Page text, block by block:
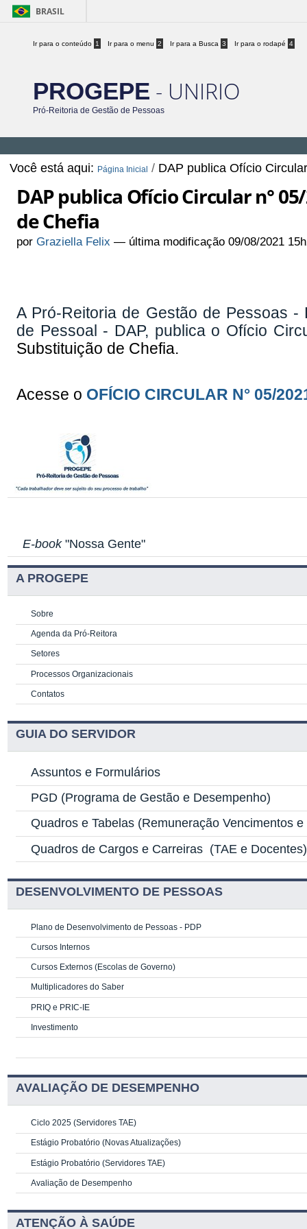
BRASIL
Ir para o conteúdo 1 Ir para o menu 2 Ir para a Busca 3 Ir para o rodapé 4
PROGEPE - UNIRIO
Pró-Reitoria de Gestão de Pessoas
Você está aqui: Página Inicial / DAP publica Ofício
DAP publica Ofício Circular n°
de Chefia
porGraziella Felix — última modificação 09/08/2021
A Pró-Reitoria de Gestão de Pessoas
de Pessoal - DAP, publica o Ofício
Substituição de Chefia.
Acesse o OFÍCIO CIRCULAR N° 05/
E-book"Nossa Gente"
A PROGEPE
Sobre
Agenda da Pró-Reitora
Setores
Processos Organizacionais
Contatos
GUIA DO SERVIDOR
Assuntos e Formulários
PGD (Programa de Gestão e Desempenho)
Quadros e Tabelas (Remuneração Vencimentos
Quadros de Cargos e Carreiras (TAE e Docentes)
DESENVOLVIMENTO DE PESSOAS
Plano de Desenvolvimento de Pessoas - PDP
Cursos Internos
Cursos Externos (Escolas de Governo)
Multiplicadores do Saber
PRIQ e PRIC-IE
Investimento
AVALIAÇÃO DE DESEMPENHO
Ciclo 2025 (Servidores TAE)
Estágio Probatório (Novas Atualizações)
Estágio Probatório (Servidores TAE)
Avaliação de Desempenho
ATENÇÃO À SAÚDE